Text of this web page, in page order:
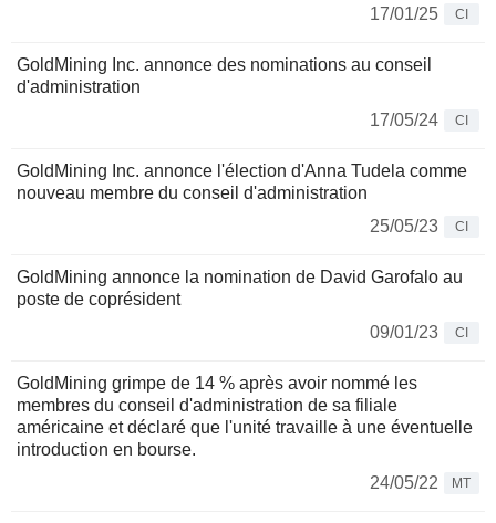
17/01/25
CI
GoldMining Inc. annonce des nominations au conseil
d'administration
17/05/24
CI
GoldMining Inc. annonce l'élection d'Anna Tudela comme
nouveau membre du conseil d'administration
25/05/23
CI
GoldMining annonce la nomination de David Garofalo au
poste de coprésident
09/01/23
CI
GoldMining grimpe de 14 % après avoir nommé les
membres du conseil d'administration de sa filiale
américaine et déclaré que l'unité travaille à une éventuelle
introduction en bourse.
24/05/22
MT